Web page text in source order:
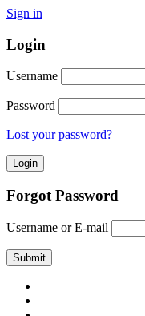
Sign in
Login
Username
Password
Lost your password?
Forgot Password
Username or E-mail